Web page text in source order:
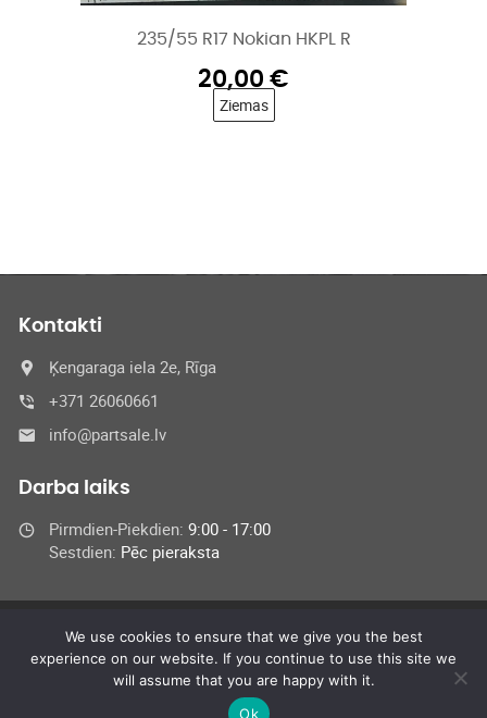
235/55 R17 Nokian HKPL R
20,00 €
Ziemas
Kontakti
Ķengaraga iela 2e, Rīga
+371 26060661
info@partsale.lv
Darba laiks
Pirmdien-Piekdien: 9:00 - 17:00
Sestdien: Pēc pieraksta
© 2024 SIA Medel,
All Rights Reserved
We use cookies to ensure that we give you the best
experience on our website. If you continue to use this site we
will assume that you are happy with it.
Ok